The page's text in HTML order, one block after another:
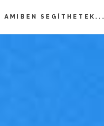
AMIBEN SEGÍTHETEK...